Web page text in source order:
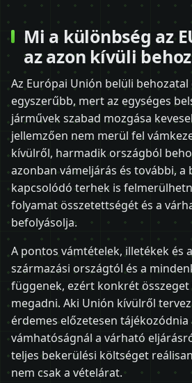
Mi a különbség az
az azon kívüli
Az Európai Unión belüli behozatal
egyszerűbb, mert az egységes
járművek szabad mozgása
jellemzően nem merül fel
kívülről, harmadik országból
azonban vámeljárás és további, a
kapcsolódó terhek is
folyamat összetettségét és a
befolyásolja.
A pontos vámtételek, illetékek és
származási országtól és a
függenek, ezért konkrét
megadni. Aki Unión kívülről
érdemes előzetesen tájékozódnia
vámhatóságnál a várható
teljes bekerülési költséget
nem csak a vételárat.